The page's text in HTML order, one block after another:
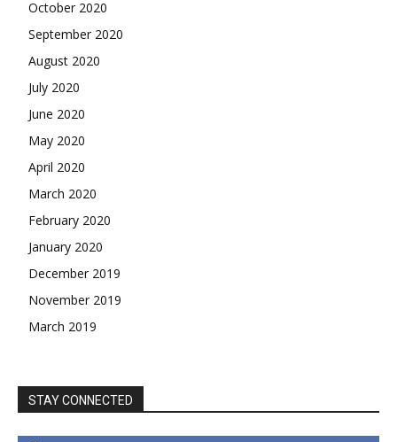
October 2020
September 2020
August 2020
July 2020
June 2020
May 2020
April 2020
March 2020
February 2020
January 2020
December 2019
November 2019
March 2019
STAY CONNECTED